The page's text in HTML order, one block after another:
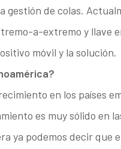
gestión de colas.
a-extremo y llave
móvil y la solución.
en los países
es muy sólido en
ya podemos decir que